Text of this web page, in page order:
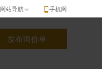
网站导航 手机网